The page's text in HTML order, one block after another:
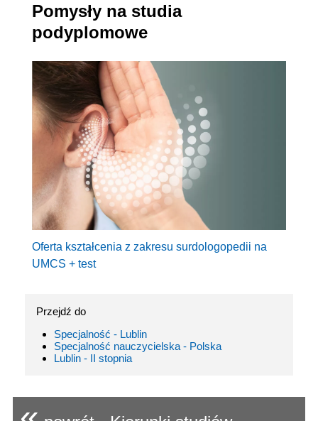
Pomysły na studia
podyplomowe
Oferta kształcenia z zakresu surdologopedii na
UMCS + test
Przejdź do
Specjalność - Lublin
Specjalność nauczycielska - Polska
Lublin - II stopnia